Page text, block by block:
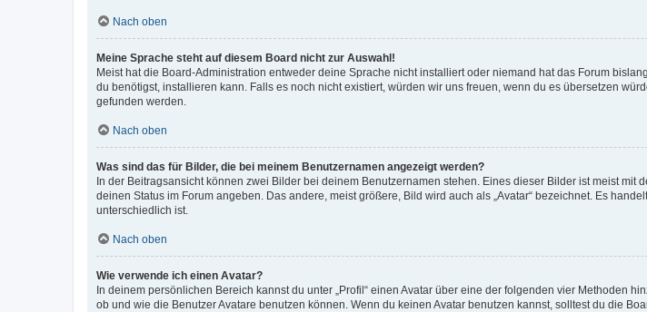
Nach oben
Meine Sprache steht auf diesem Board nicht zur Auswahl!
Meist hat die Board-Administration entweder deine Sprache nicht installiert oder niemand hat das Forum
du benötigst, installieren kann. Falls es noch nicht existiert, würden wir uns freuen, wenn du es übersetzen
gefunden werden.
Nach oben
Was sind das für Bilder, die bei meinem Benutzernamen angezeigt werden?
In der Beitragsansicht können zwei Bilder bei deinem Benutzernamen stehen. Eines dieser Bilder ist meist
deinen Status im Forum angeben. Das andere, meist größere, Bild wird auch als „Avatar“ bezeichnet. Es
unterschiedlich ist.
Nach oben
Wie verwende ich einen Avatar?
In deinem persönlichen Bereich kannst du unter „Profil“ einen Avatar über eine der folgenden vier Methoden
ob und wie die Benutzer Avatare benutzen können. Wenn du keinen Avatar benutzen kannst, solltest du die